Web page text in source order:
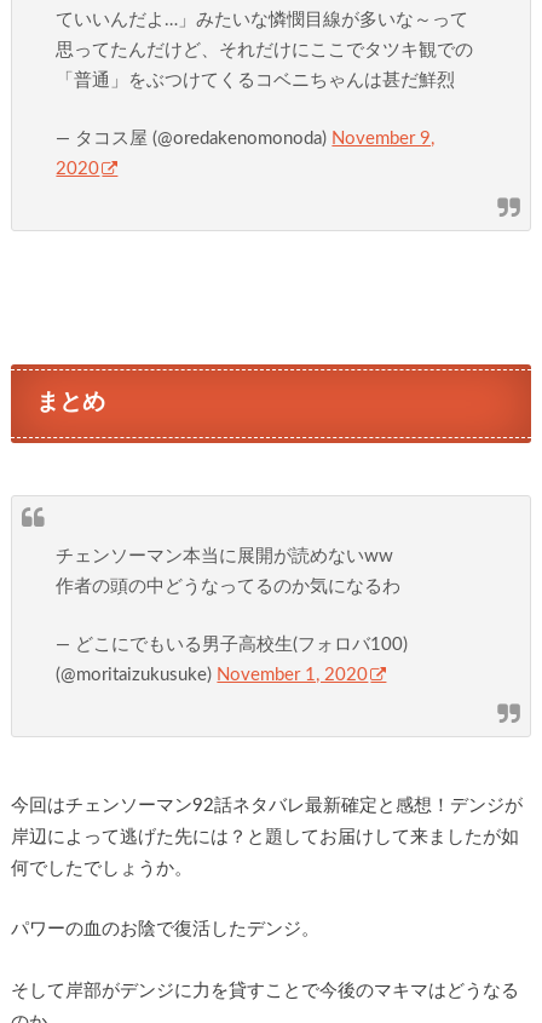
ていいんだよ…」みたいな憐憫目線が多いな～って
思ってたんだけど、それだけにここでタツキ観での
「普通」をぶつけてくるコベニちゃんは甚だ鮮烈
— タコス屋 (@oredakenomonoda) November 9,
2020
まとめ
チェンソーマン本当に展開が読めないww
作者の頭の中どうなってるのか気になるわ
— どこにでもいる男子高校生(フォロバ100)
(@moritaizukusuke) November 1, 2020
今回はチェンソーマン92話ネタバレ最新確定と感想！デンジが
岸辺によって逃げた先には？と題してお届けして来ましたが如
何でしたでしょうか。
パワーの血のお陰で復活したデンジ。
そして岸部がデンジに力を貸すことで今後のマキマはどうなる